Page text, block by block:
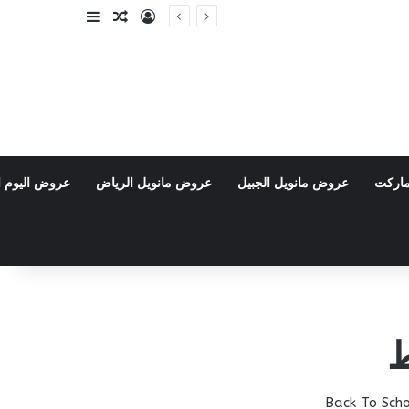
تسجيل الدخول
مقال عشوائي
إضافة عمود
عروض مانويل الجبيل عروض مانويل الرياض عروض اليوم